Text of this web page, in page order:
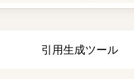
引用生成ツール